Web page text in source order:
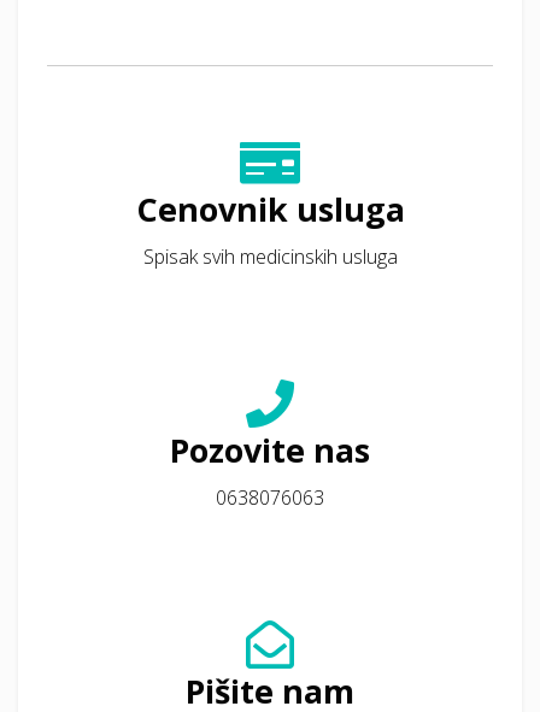
Cenovnik usluga
Spisak svih medicinskih usluga
Pozovite nas
0638076063
Pišite nam